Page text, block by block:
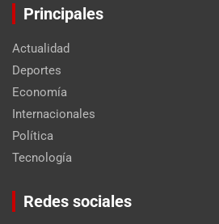
Principales
Actualidad
Deportes
Economía
Internacionales
Política
Tecnología
Redes sociales